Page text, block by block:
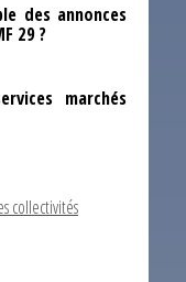
des annonces
29 ?
marchés
collectivités